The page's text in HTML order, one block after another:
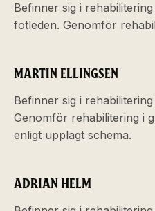
Befinner sig i
fotleden. Genomför
MARTIN ELLINGSEN
Befinner sig i
Genomför rehabilitering i
enligt upplagt schema.
ADRIAN HELM